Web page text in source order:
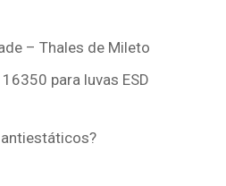
– Thales de Mileto
para luvas ESD